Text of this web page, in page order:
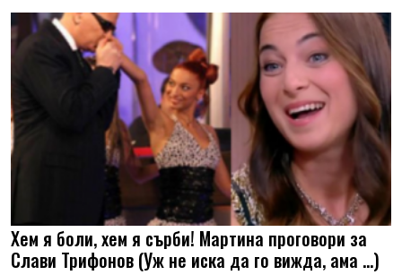
Хем я боли, хем я сърби! Мартина проговори за
Слави Трифонов (Уж не иска да го вижда, ама …)